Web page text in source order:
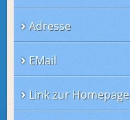
Adresse
EMail
Link zur Homepage